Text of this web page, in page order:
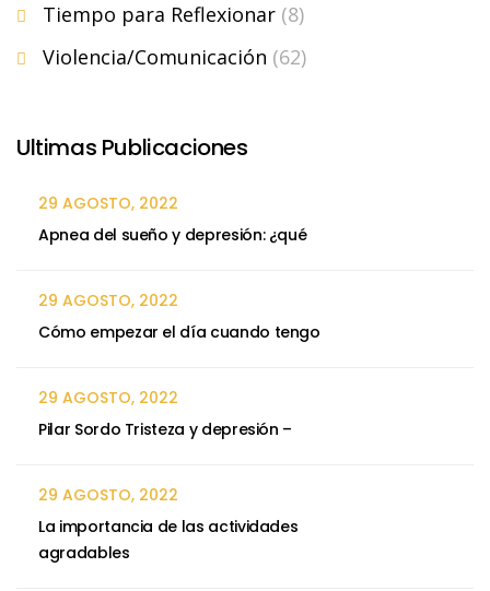
Tiempo para Reflexionar (8)
Violencia/Comunicación (62)
Ultimas Publicaciones
29 AGOSTO, 2022
Apnea del sueño y depresión: ¿qué
29 AGOSTO, 2022
Cómo empezar el día cuando tengo
29 AGOSTO, 2022
Pilar Sordo Tristeza y depresión –
29 AGOSTO, 2022
La importancia de las actividades
agradables